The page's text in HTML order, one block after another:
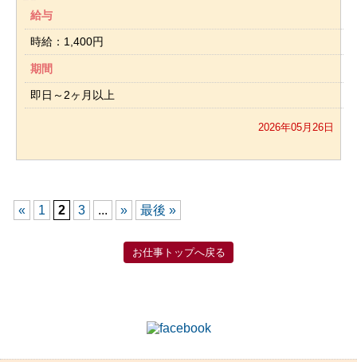
給与
時給：1,400円
期間
即日～2ヶ月以上
2026年05月26日
« 1 2 3 ... » 最後 »
お仕事トップへ戻る